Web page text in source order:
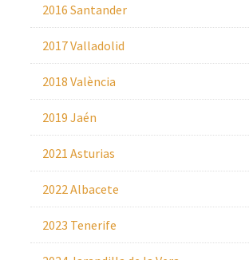
2016 Santander
2017 Valladolid
2018 València
2019 Jaén
2021 Asturias
2022 Albacete
2023 Tenerife